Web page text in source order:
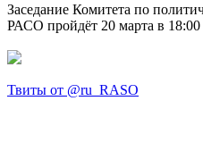
Заседание Комитета по
РАСО пройдёт 20 марта в 18:00
Твиты от @ru_RASO